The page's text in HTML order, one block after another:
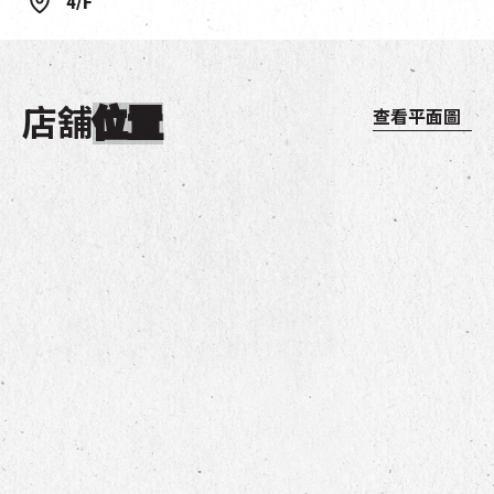
店舖位置 查看平面圖